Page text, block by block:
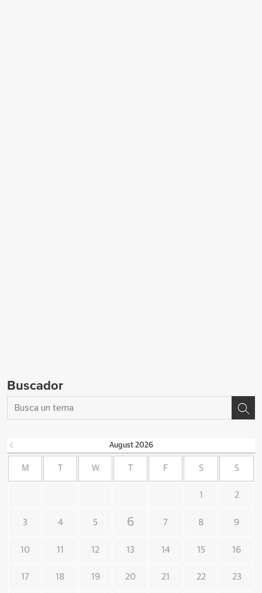
Buscador
August 2026
M W F S S
1 2
3 4 5 6 7 8 9
10 11 12 13 14 15 16
17 18 19 20 21 22 23